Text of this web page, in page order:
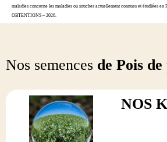
maladies concerne les maladies ou souches actuellement connues et étudiées
OBTENTIONS – 2026.
Nos semences de Pois
NOS